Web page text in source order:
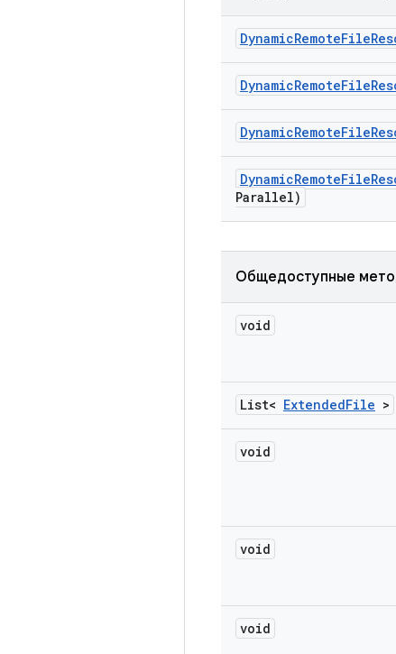
DynamicRemoteFile
DynamicRemoteFile
DynamicRemoteFile
DynamicRemoteFile
Parallel)
Общедоступные
void
List< ExtendedFile >
void
void
void